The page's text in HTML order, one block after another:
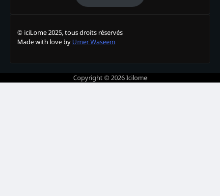
© iciLome 2025, tous droits réservés
Made with love by Umer Waseem
Copyright © 2026Icilome